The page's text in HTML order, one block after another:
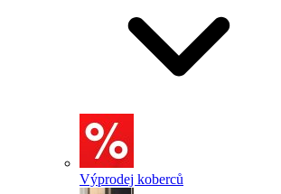
Výprodej koberců